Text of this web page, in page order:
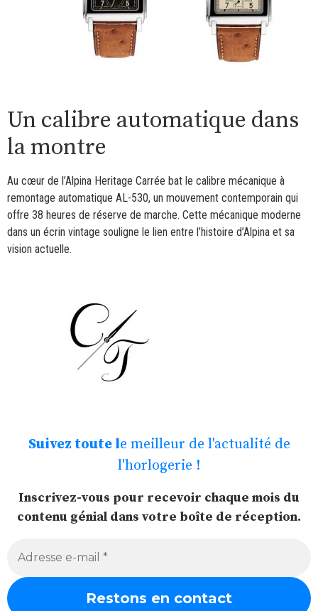
Un calibre automatique dans
la montre
Au cœur de l’Alpina Heritage Carrée bat le calibre mécanique à
remontage automatique AL-530, un mouvement contemporain qui
offre 38 heures de réserve de marche. Cette mécanique moderne
dans un écrin vintage souligne le lien entre l’histoire d’Alpina et sa
vision actuelle.
Suivez toute le meilleur de l'actualité de
l'horlogerie !
Inscrivez-vous pour recevoir chaque mois du
contenu génial dans votre boîte de réception.